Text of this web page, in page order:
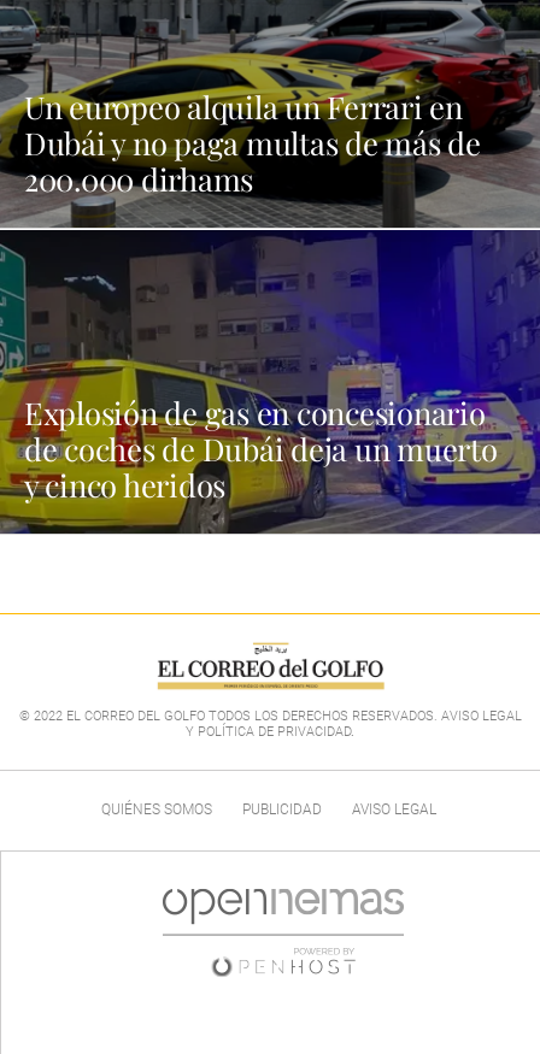
Un europeo alquila un Ferrari en
Dubái y no paga multas de más de
200.000 dirhams
Explosión de gas en concesionario
de coches de Dubái deja un muerto
y cinco heridos
© 2022 EL CORREO DEL GOLFO TODOS LOS DERECHOS RESERVADOS. AVISO LEGAL
Y POLÍTICA DE PRIVACIDAD.
QUIÉNES SOMOS PUBLICIDAD AVISO LEGAL